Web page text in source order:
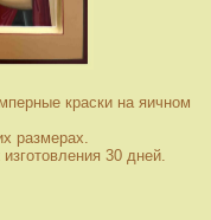
краски на яичном
размерах.
30 дней.